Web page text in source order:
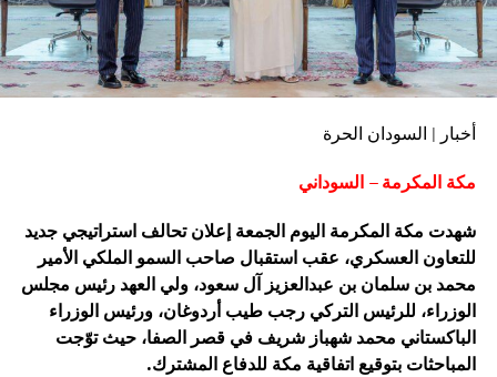
أخبار | السودان الحرة
مكة المكرمة – السوداني
شهدت مكة المكرمة اليوم الجمعة إعلان تحالف استراتيجي جديد
للتعاون العسكري، عقب استقبال صاحب السمو الملكي الأمير
محمد بن سلمان بن عبدالعزيز آل سعود، ولي العهد رئيس مجلس
الوزراء، للرئيس التركي رجب طيب أردوغان، ورئيس الوزراء
الباكستاني محمد شهباز شريف في قصر الصفا، حيث توّجت
المباحثات بتوقيع اتفاقية مكة للدفاع المشترك.